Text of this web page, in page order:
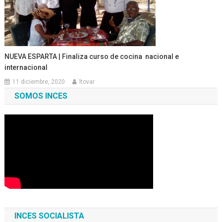
NUEVA ESPARTA | Finaliza curso de cocina nacional e
internacional
11 diciembre, 2020 ltovar
SOMOS INCES
INCES SOCIALISTA